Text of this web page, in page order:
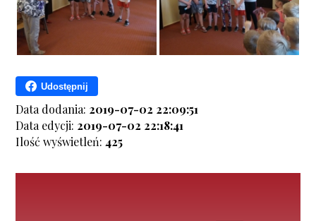
Udostępnij
Data dodania: 2019-07-02 22:09:51
Data edycji: 2019-07-02 22:18:41
Ilość wyświetleń:425